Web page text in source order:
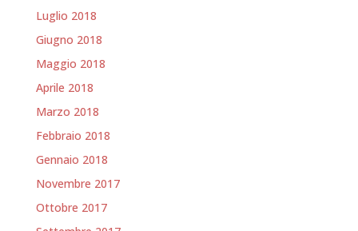
Luglio 2018
Giugno 2018
Maggio 2018
Aprile 2018
Marzo 2018
Febbraio 2018
Gennaio 2018
Novembre 2017
Ottobre 2017